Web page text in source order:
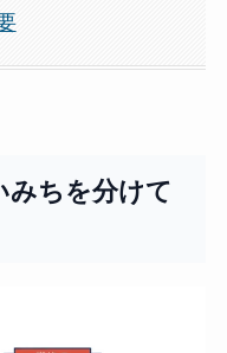
みちを分けて